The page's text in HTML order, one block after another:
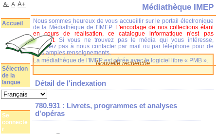
Nouvelle recherche
Détail de l'indexation
780.931 : Livrets, programmes et analyses
d'opéras
Médiathèque IMEP
Nous sommes heureux de vous accueillir sur le portail électronique
de la Médiathèque de l'IMEP. L'encodage de nos collections étant
en cours de réalisation, ce catalogue informatique n'est pas
complet.
Si vous ne trouvez pas le média qui vous intéresse,
n'hésitez pas à nous contacter par mail ou par téléphone pour de
plus amples renseignements.
La médiathèque de l'IMEP est gérée avec le logiciel libre « PMB ».
A- A A+
Accueil
Sélection
de la
langue
Se
connecte
r